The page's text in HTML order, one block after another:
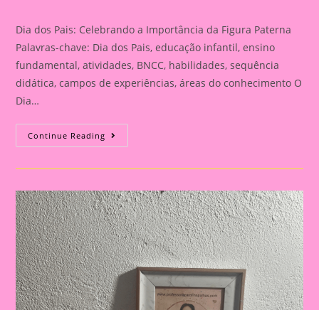
Dia dos Pais: Celebrando a Importância da Figura Paterna
Palavras-chave: Dia dos Pais, educação infantil, ensino
fundamental, atividades, BNCC, habilidades, sequência
didática, campos de experiências, áreas do conhecimento O
Dia…
Continue Reading Cartão
Lembrança
O
Pais
|
Dia
Dos
Pais:
Celebrando
A
Importância
Da
Figura
Paterna